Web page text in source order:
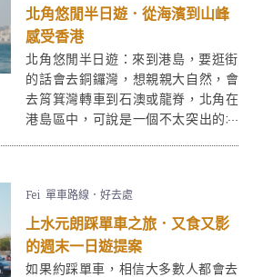
北角悠閒半日遊．從海濱到山峰
感受香港
北角悠閒半日遊：來到港島，要逛街
的話會去銅鑼灣，想親親大自然，會
去筲箕灣轉車到石澳或龍脊，北角在
港島區中，可說是一個不太突出的地
先到cafe嘆個tea，再到春秧街及北角
海濱街拍，並以紅香爐峰觀日落為終
站。
Fei 單車路線．好去處
上水元朗踩單車之旅．又食又影
的週末一日遊提案
如果約踩單車，相信大多數人都會去